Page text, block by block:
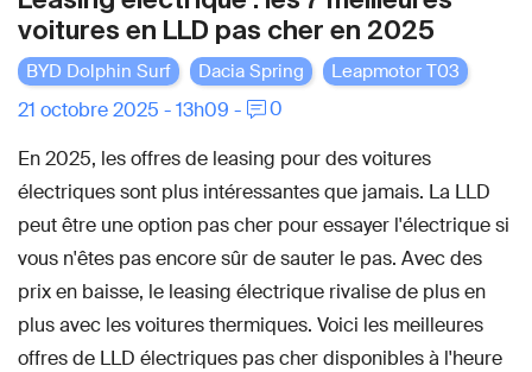
voitures en LLD pas cher en 2025
BYD Dolphin Surf Dacia Spring Leapmotor T03
21 octobre 2025 - 13h09 -
0
En 2025, les offres de leasing pour des voitures
électriques sont plus intéressantes que jamais. La LLD
peut être une option pas cher pour essayer l'électrique si
vous n'êtes pas encore sûr de sauter le pas. Avec des
prix en baisse, le leasing électrique rivalise de plus en
plus avec les voitures thermiques. Voici les meilleures
offres de LLD électriques pas cher disponibles à l'heure